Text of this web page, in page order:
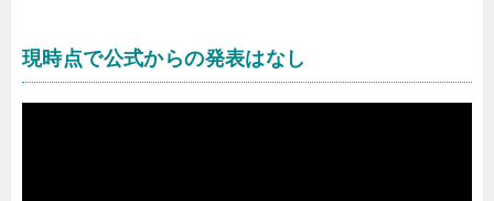
現時点で公式からの発表はなし